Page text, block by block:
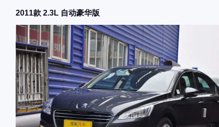
2011款 2.3L 自动豪华版